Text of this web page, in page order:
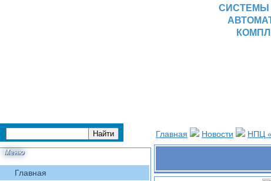
СИСТЕМЫ
Меню
Главная
Главная Новости НПЦ